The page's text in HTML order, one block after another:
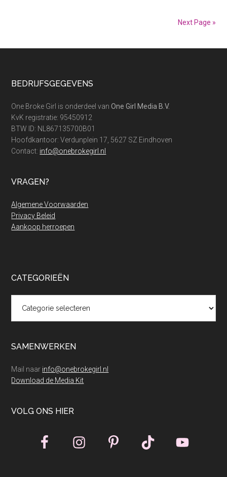
jouw
zak
Next Page »
Footer
BEDRIJFSGEGEVENS
One Broke Girl is onderdeel vanOne Girl Media B.V.
KvK registratie: 95450912
BTW ID: NL867135700B01
Hoofdkantoor: Verdunplein 17, 5627 SZ Eindhoven
Contact: info@onebrokegirl.nl
VRAGEN?
Algemene Voorwaarden
Privacy Beleid
Aankoop herroepen
CATEGORIEËN
SAMENWERKEN
Mail naar info@onebrokegirl.nl
Download de Media Kit
VOLG ONS HIER